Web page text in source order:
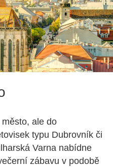
ale do
typu Dubrovník či
Varna nabídne
zábavu v podobě